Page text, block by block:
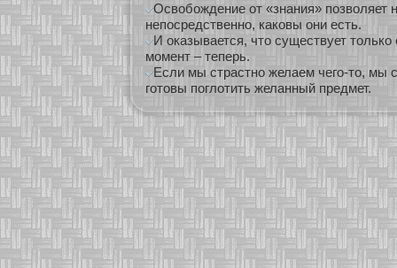
Освобождение от «знания» позволяет
непосредственно, каковы они есть.
И оказывается, что существует только
момент – теперь.
Если мы страстно желаем чего-то, мы
готовы поглотить желанный предмет.